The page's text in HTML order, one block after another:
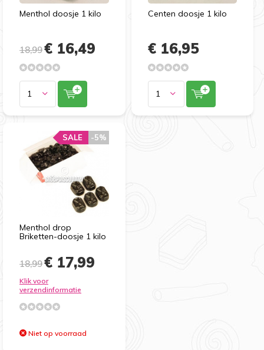
Menthol doosje 1 kilo
18,99€ 16,49
Centen doosje 1 kilo
€ 16,95
Menthol drop
Briketten-doosje 1 kilo
-5%
SALE
18,99€ 17,99
Klik voor
verzendinformatie
Niet op voorraad